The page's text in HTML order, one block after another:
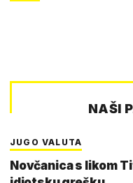
NAŠI
JUGO VALUTA
Novčanica s likom